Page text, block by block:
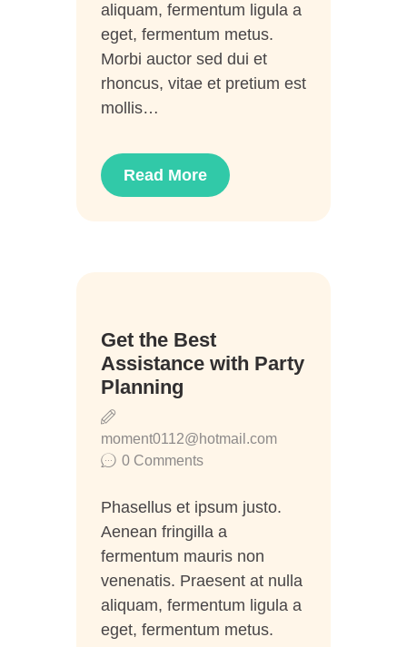
aliquam, fermentum ligula a
eget, fermentum metus.
Morbi auctor sed dui et
rhoncus, vitae et pretium est
mollis…
Read More
Get the Best
Assistance with Party
Planning
0 Comments
moment0112@hotmail.com
Phasellus et ipsum justo.
Aenean fringilla a
fermentum mauris non
venenatis. Praesent at nulla
aliquam, fermentum ligula a
eget, fermentum metus.